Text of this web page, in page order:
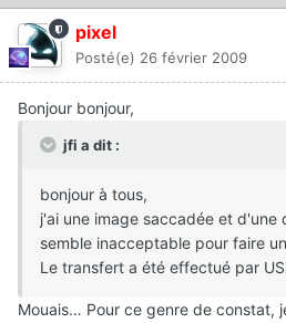
pixel
Posté(e) 26 février 2009
Bonjour bonjour,
jfi a dit :
bonjour à tous,
j'ai une image saccadée et d'une
semble inacceptable pour faire
Le transfert a été effectué par
Mouais… Pour ce genre de constat,